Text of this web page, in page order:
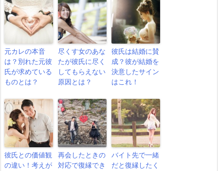
元カレの本音
は？別れた元彼
氏が求めている
ものとは？
尽くす女のあな
たが彼氏に尽く
してもらえない
原因とは？
彼氏は結婚に賛
成？彼が結婚を
決意したサイン
はこれ！
彼氏との価値観
の違い！考えが
再会したときの
対応で復縁でき
バイト先で一緒
だと復縁したく